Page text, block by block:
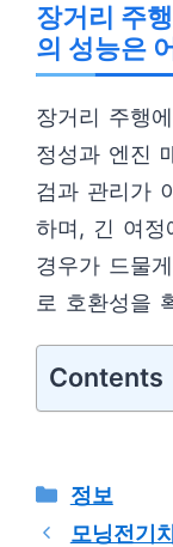
장거리 주
의 성능은
장거리 주행
정성과 엔진
검과 관리가
하며, 긴 여정
경우가 드물
로 호환성을
Contents
카
테
정보
모닝전기